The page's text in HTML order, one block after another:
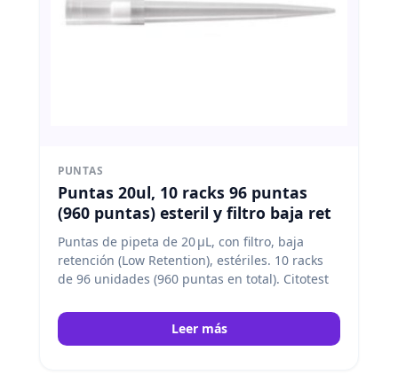
PUNTAS
Puntas 20ul, 10 racks 96 puntas
(960 puntas) esteril y filtro baja ret
Puntas de pipeta de 20 μL, con filtro, baja
retención (Low Retention), estériles. 10 racks
de 96 unidades (960 puntas en total). Citotest
Leer más